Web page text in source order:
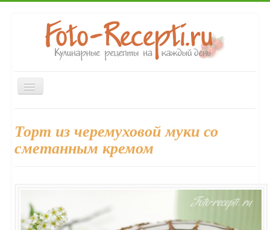
Включить/
выключить
Десерты
Выпечка Напитки
Консервирование
Форум
Торт из черемуховой муки со
сметанным кремом